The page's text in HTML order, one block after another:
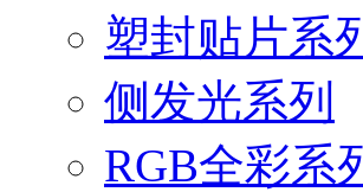
塑封贴片系
侧发光系列
RGB全彩系